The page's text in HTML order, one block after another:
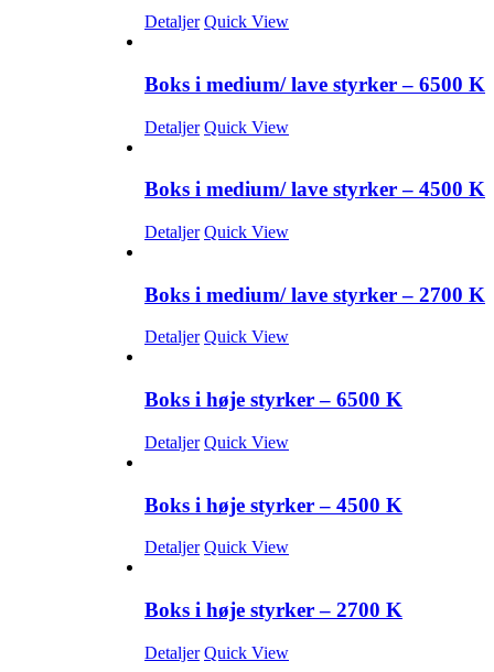
Detaljer Quick View
Boks i medium/ lave styrker – 6500 K
Detaljer Quick View
Boks i medium/ lave styrker – 4500 K
Detaljer Quick View
Boks i medium/ lave styrker – 2700 K
Detaljer Quick View
Boks i høje styrker – 6500 K
Detaljer Quick View
Boks i høje styrker – 4500 K
Detaljer Quick View
Boks i høje styrker – 2700 K
Detaljer Quick View